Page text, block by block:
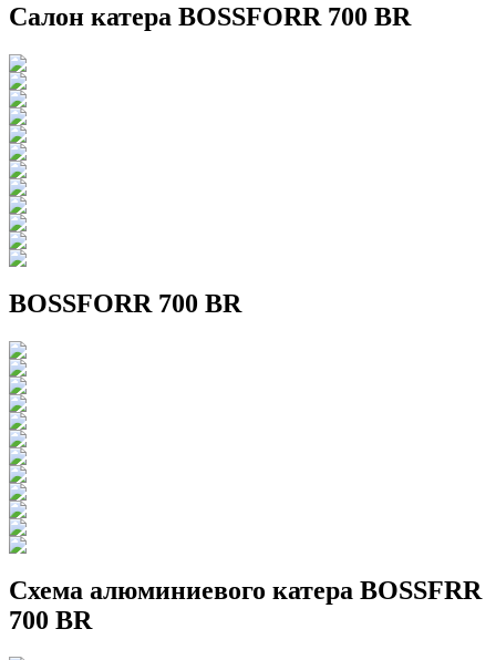
Салон катера BOSSFORR 700 BR
BOSSFORR 700 BR
Схема алюминиевого катера BOSSFRR
700 BR